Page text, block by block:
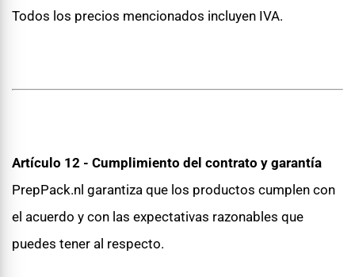
Todos los precios mencionados incluyen IVA.
Artículo 12 - Cumplimiento del contrato y garantía
PrepPack.nl garantiza que los productos cumplen con
el acuerdo y con las expectativas razonables que
puedes tener al respecto.